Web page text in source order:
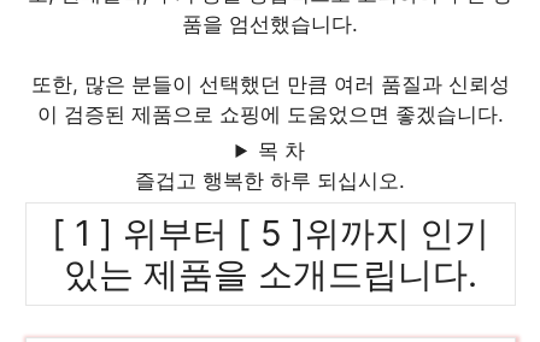
품을 엄선했습니다.
또한, 많은 분들이 선택했던 만큼 여러 품질과 신뢰성
이 검증된 제품으로 쇼핑에 도움었으면 좋겠습니다.
목 차
즐겁고 행복한 하루 되십시오.
[ 1 ] 위부터 [ 5 ]위까지 인기
있는 제품을 소개드립니다.